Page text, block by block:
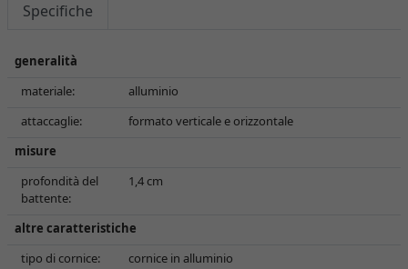
Specifiche
generalità
materiale:
alluminio
attaccaglie:
formato verticale e orizzontale
misure
profondità del
battente:
1,4 cm
altre caratteristiche
tipo di cornice:
cornice in alluminio